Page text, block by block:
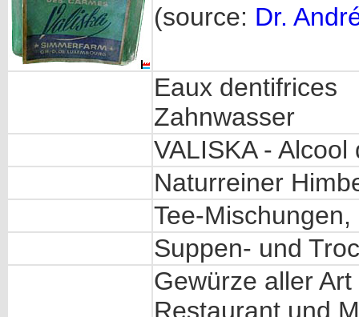
(source: Dr.
Eaux dentifrices
Zahnwasser
VALISKA -
Naturreiner
Tee-Mischungen,
Suppen- und
Gewürze aller
Restaurant und